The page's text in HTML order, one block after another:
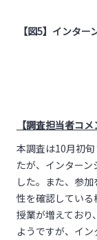
【図5】インター
【調査担当者コメ
本調査は10月初
たが、インター
した。また、参
性を確認してい
授業が増えており
ようですが、イ